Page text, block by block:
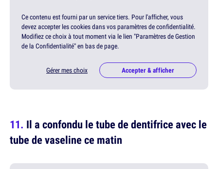
Ce contenu est fourni par un service tiers. Pour l'afficher, vous
devez accepter les cookies dans vos paramètres de confidentialité.
Modifiez ce choix à tout moment via le lien "Paramètres de Gestion
de la Confidentialité" en bas de page.
Gérer mes choix Accepter & afficher
Il a confondu le tube de dentifrice avec le
tube de vaseline ce matin